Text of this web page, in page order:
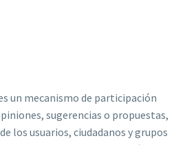
un mecanismo de participación
sugerencias o propuestas,
los usuarios, ciudadanos y grupos